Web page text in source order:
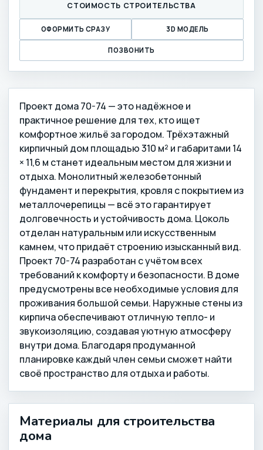
СТОИМОСТЬ СТРОИТЕЛЬСТВА
ОФОРМИТЬ СРАЗУ 3D МОДЕЛЬ
ПОЗВОНИТЬ
Проект дома 70-74 — это надёжное и
практичное решение для тех, кто ищет
комфортное жильё за городом. Трёхэтажный
кирпичный дом площадью 310 м² и габаритами 14
× 11,6 м станет идеальным местом для жизни и
отдыха. Монолитный железобетонный
фундамент и перекрытия, кровля с покрытием из
металлочерепицы — всё это гарантирует
долговечность и устойчивость дома. Цоколь
отделан натуральным или искусственным
камнем, что придаёт строению изысканный вид.
Проект 70-74 разработан с учётом всех
требований к комфорту и безопасности. В доме
предусмотрены все необходимые условия для
проживания большой семьи. Наружные стены из
кирпича обеспечивают отличную тепло- и
звукоизоляцию, создавая уютную атмосферу
внутри дома. Благодаря продуманной
планировке каждый член семьи сможет найти
своё пространство для отдыха и работы.
Материалы для строительства
дома